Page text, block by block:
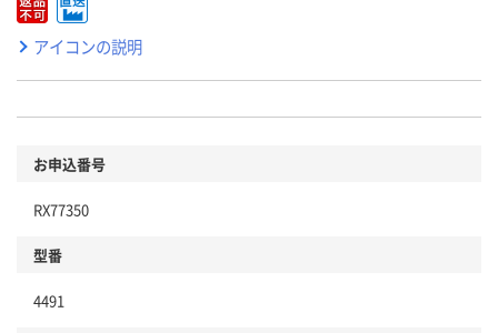
アイコンの説明
お申込番号
RX77350
型番
4491